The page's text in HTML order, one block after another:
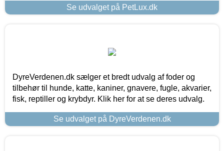
Se udvalget på PetLux.dk
DyreVerdenen.dk sælger et bredt udvalg af foder og
tilbehør til hunde, katte, kaniner, gnavere, fugle, akvarier,
fisk, reptiller og krybdyr. Klik her for at se deres udvalg.
Se udvalget på DyreVerdenen.dk